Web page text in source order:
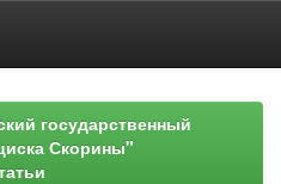
государственный
Скорины"